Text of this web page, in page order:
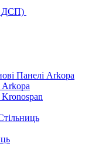
ДСП)
Панелі Аrkopa
Arkopa
Kronospan